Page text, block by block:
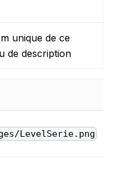
unique de ce
de description
LevelSerie.png